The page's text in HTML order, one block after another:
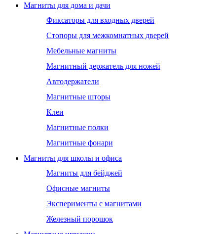
Магниты для дома и дачи
Фиксаторы для входных дверей
Стопоры для межкомнатных дверей
Мебельные магниты
Магнитный держатель для ножей
Автодержатели
Магнитные шторы
Клеи
Магнитные полки
Магнитные фонари
Магниты для школы и офиса
Магниты для бейджей
Офисные магниты
Эксперименты с магнитами
Железный порошок